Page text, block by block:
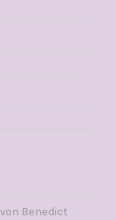
von Benedict